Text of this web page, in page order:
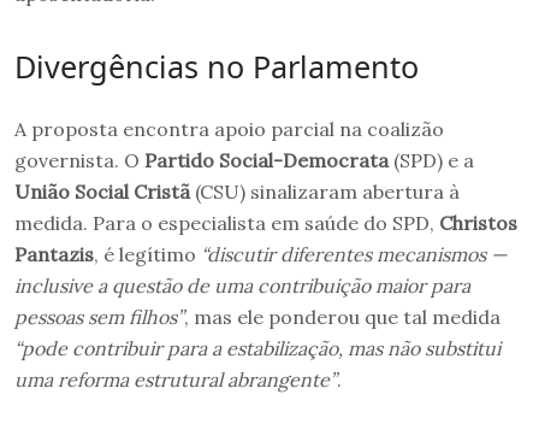
Divergências no Parlamento
A proposta encontra apoio parcial na coalizão
governista. O Partido Social-Democrata (SPD) e a
União Social Cristã (CSU) sinalizaram abertura à
medida. Para o especialista em saúde do SPD, Christos
Pantazis, é legítimo “discutir diferentes mecanismos —
inclusive a questão de uma contribuição maior para
pessoas sem filhos”, mas ele ponderou que tal medida
“pode contribuir para a estabilização, mas não substitui
uma reforma estrutural abrangente”.